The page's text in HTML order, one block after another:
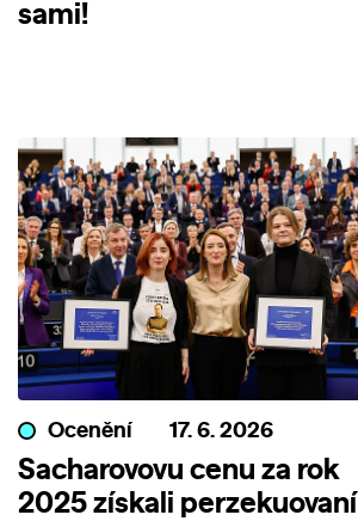
sami!
Ocenění 17. 6. 2026
Sacharovovu cenu za rok
2025 získali perzekuovaní